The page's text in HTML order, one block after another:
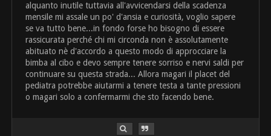
alquanto inutile tuttavia all'avvicendarsi della scadenza
mensile mi assale un po' d'ansia e curiosità, voglio sapere
se va tutto bene...in fondo forse ho bisogno di essere
rassicurata perché chi mi circonda non è assolutamente
abituato nè d'accordo a questo modo di approcciare la
bimba al cibo e devo sempre tenere sorriso e nervi saldi per
continuare su questa strada... Allora magari il placet del
pediatra potrebbe aiutarmi a tenere testa a tante pressioni
o magari solo a confermarmi che sto facendo bene.